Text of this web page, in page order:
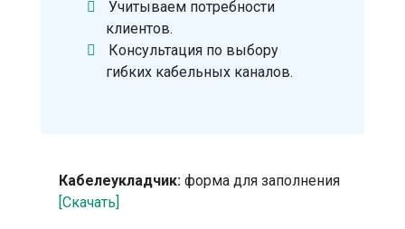
Учитываем потребности
клиентов.
Консультация по выбору
гибких кабельных каналов.
Кабелеукладчик: форма для заполнения
[Скачать]